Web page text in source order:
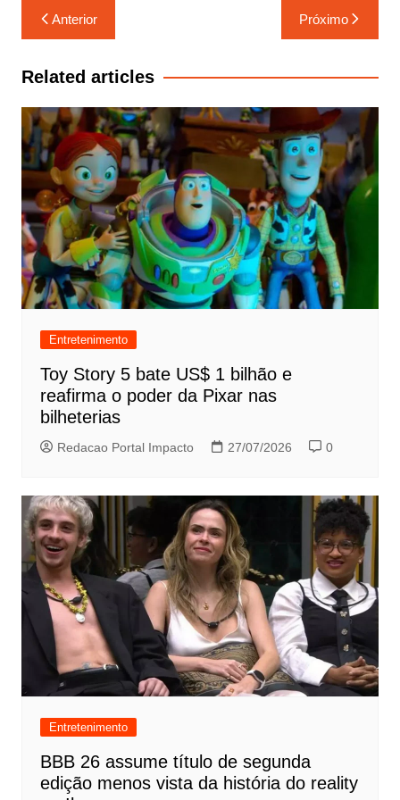
Navegação
de
Post
Anterior Próximo
Related articles
Entretenimento
Toy Story 5 bate US$ 1 bilhão e
reafirma o poder da Pixar nas
bilheterias
Redacao Portal Impacto 27/07/2026 0
Entretenimento
BBB 26 assume título de segunda
edição menos vista da história do reality